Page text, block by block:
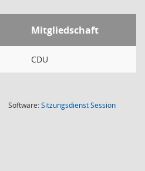
Mitgliedschaft
CDU
Software:SitzungsdienstSession(Wird in